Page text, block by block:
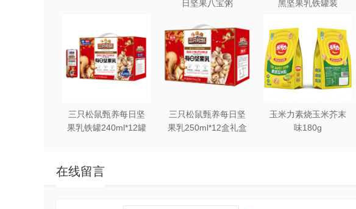
日坚果八宝粥
黑坚果乳铁罐装
三只松鼠甄养每日坚
果乳铁罐240ml*12罐
三只松鼠甄养每日坚
果乳250ml*12盒礼盒
玉米力素烧玉米芥末
味180g
在线留言